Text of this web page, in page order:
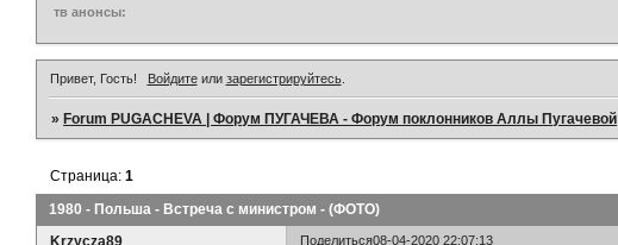
тв анонсы:
Привет, Гость! Войдитеили зарегистрируйтесь.
»Forum PUGACHEVA | Форум ПУГАЧЕВА - Форум поклонников Аллы Пугачевой
1980 - Польша - Встреча с министром - (ФОТО)
Страница:1
Поделиться08-04-2020 22:07:13
Krzycza89